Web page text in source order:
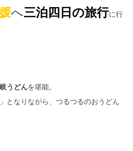
へ三泊四日の旅行に行
うどんを堪能。
となりながら、つるつるのおうどん